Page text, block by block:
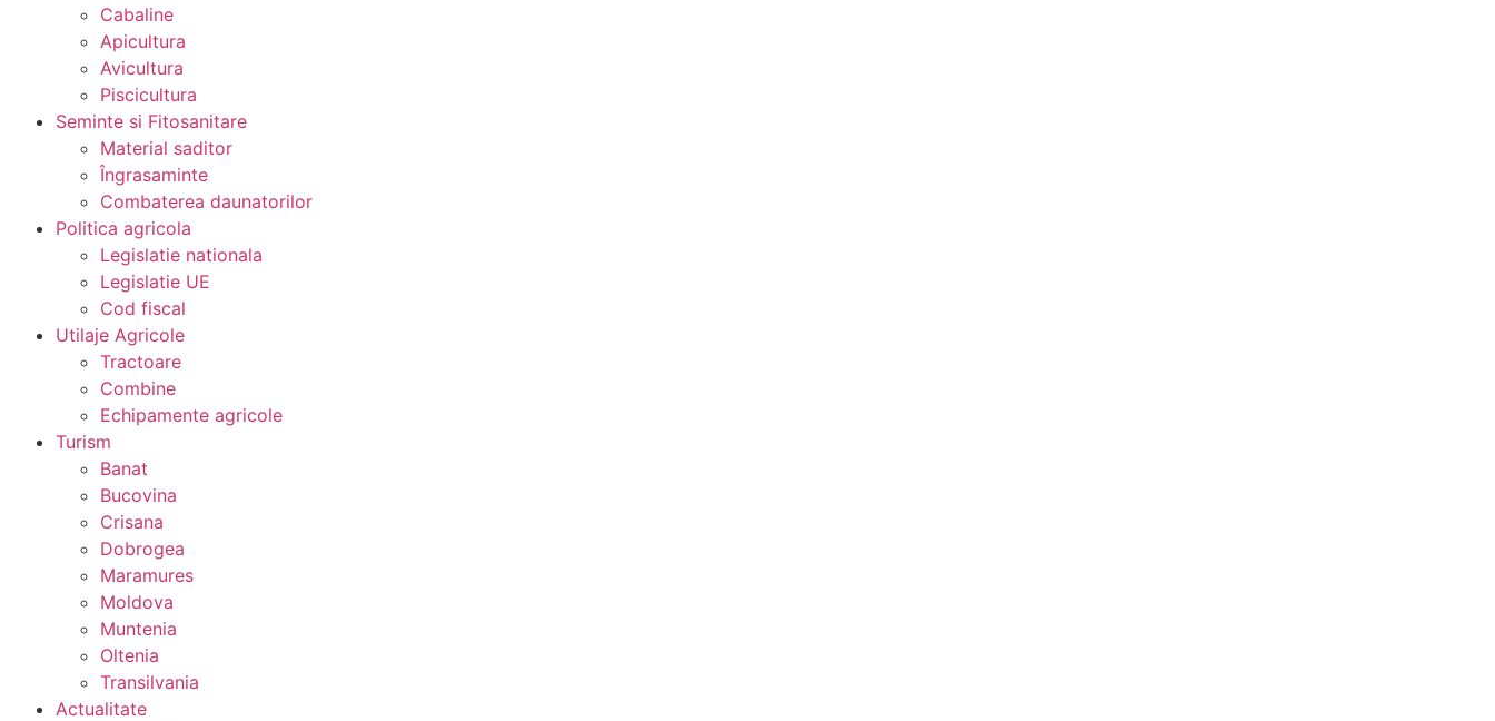
Cabaline
Apicultura
Avicultura
Piscicultura
Seminte si Fitosanitare
Material saditor
Îngrasaminte
Combaterea daunatorilor
Politica agricola
Legislatie nationala
Legislatie UE
Cod fiscal
Utilaje Agricole
Tractoare
Combine
Echipamente agricole
Turism
Banat
Bucovina
Crisana
Dobrogea
Maramures
Moldova
Muntenia
Oltenia
Transilvania
Actualitate